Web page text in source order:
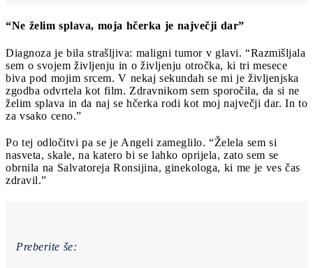
“Ne želim splava, moja hčerka je največji dar”
Diagnoza je bila strašljiva: maligni tumor v glavi. “Razmišljala
sem o svojem življenju in o življenju otročka, ki tri mesece
biva pod mojim srcem. V nekaj sekundah se mi je življenjska
zgodba odvrtela kot film. Zdravnikom sem sporočila, da si ne
želim splava in da naj se hčerka rodi kot moj največji dar. In to
za vsako ceno.”
Po tej odločitvi pa se je Angeli zameglilo. “Želela sem si
nasveta, skale, na katero bi se lahko oprijela, zato sem se
obrnila na Salvatoreja Ronsijina, ginekologa, ki me je ves čas
zdravil.”
Preberite še: